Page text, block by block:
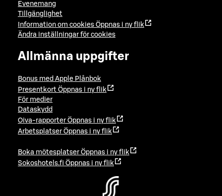
Evenemang
Tillgänglighet
Information om cookies Öppnas i ny flik
Ändra inställningar för cookies
Allmänna uppgifter
Bonus med Apple Plånbok
Presentkort Öppnas i ny flik
För medier
Dataskydd
Oiva-rapporter Öppnas i ny flik
Arbetsplatser Öppnas i ny flik
Boka mötesplatser Öppnas i ny flik
Sokoshotels.fi Öppnas i ny flik